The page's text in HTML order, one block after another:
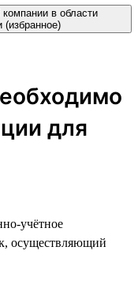
в области
(избранное)
для
учётное
осуществляющий